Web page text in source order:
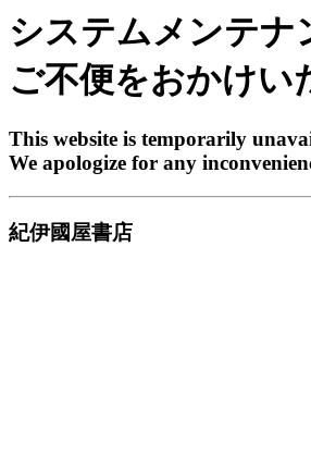
システムメンテナ
ご不便をおかけい
This website is temporarily
We apologize for any
紀伊國屋書店